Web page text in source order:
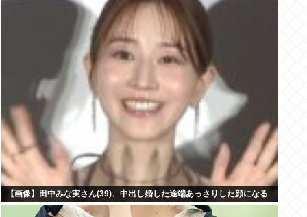
【画像】田中みな実さん(39)、中出し婚した途端あっさりした顔になる